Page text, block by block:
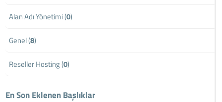
Alan Adı Yönetimi (0)
Genel (8)
Reseller Hosting (0)
En Son Eklenen Başlıklar